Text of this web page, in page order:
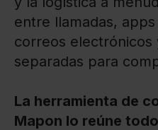
entre llamadas,
correos electrónicos
separadas para
La herramienta de
Mapon lo reúne